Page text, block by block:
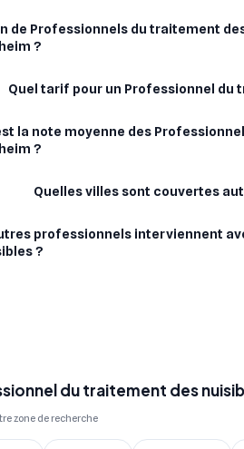
de Professionnels du traitement
?
Quel tarif pour un Professionnel du
la note moyenne des
?
Quelles villes sont couvertes
professionnels interviennent
?
du traitement des
zone de recherche